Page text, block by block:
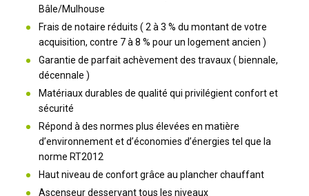
Bâle/Mulhouse
Frais de notaire réduits ( 2 à 3 % du montant de votre
acquisition, contre 7 à 8 % pour un logement ancien )
Garantie de parfait achèvement des travaux ( biennale,
décennale )
Matériaux durables de qualité qui privilégient confort et
sécurité
Répond à des normes plus élevées en matière
d’environnement et d’économies d’énergies tel que la
norme RT2012
Haut niveau de confort grâce au plancher chauffant
Ascenseur desservant tous les niveaux